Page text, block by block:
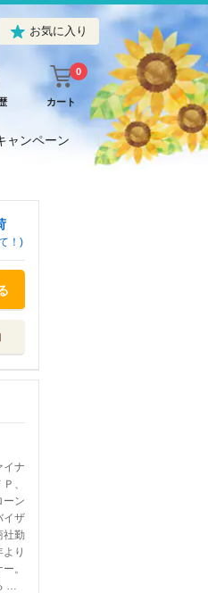
お気に入り
カート
0
ャンペーン
！)
イナ
、
ーン
イザ
社勤
り
。
…